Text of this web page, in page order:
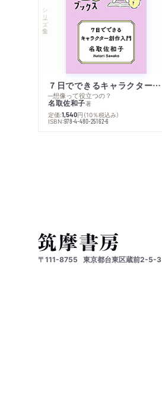
シリーズ・全集
７日でできるキャラクター創作入門
─想像って役立つの？
名取佐和子著
定価:1,540円 （10％税込み）
ISBN:978-4-480-25162-6
〒111-8755 東京都台東区蔵前2-5-3